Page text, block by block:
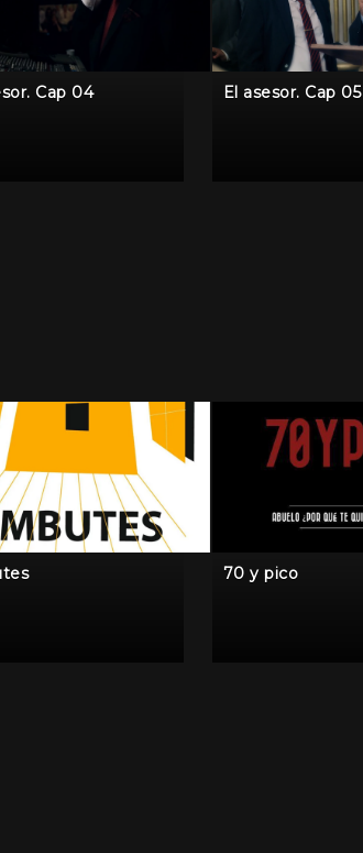
Cap 04 El asesor. Cap 05
70 y pico